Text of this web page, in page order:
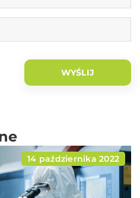
14 października 2022